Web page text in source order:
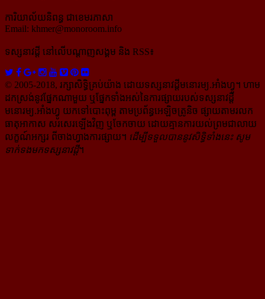
ការិយាល័យនិពន្ធ ជាខេមរភាសា
Email: khmer@monoroom.info
ទស្សនាវដ្ដី​ នៅលើបណ្ដាញសង្គម និង RSS៖
© 2005-2018, រក្សាសិទ្ធិគ្រប់យ៉ាង ដោយទស្សនាវដ្ដី​មនោរម្យ.អាំងហ្វូ។ ហាម​
ដក​ស្រង់​នូវ​ផ្នែក​ណា​មួយ​ ឬ​ផ្នែក​ទាំង​អស់​នៃ​ការ​ផ្សាយ​របស់​ទស្សនាវដ្ដី​​
មនោរម្យ.អាំងហ្វូ យក​ទៅ​​បោះពុម្ព តាម​ប្រព័ន្ធ​អេឡិច​ត្រូនិច ផ្សាយ​តាម​រលក​
ធាតុអាកាស សរសេរ​ឡើង​វិញ ឬ​ចែក​ចាយ​ ដោយ​គ្មាន​ការ​យល់ព្រមជា​លាយ​
លក្ខណ៍​អក្សរ​ ពី​ចាងហ្វាង​ការ​ផ្សាយ​។ ដើម្បី​ទទួល​បាននូវសិទ្ធិ​ទាំងនេះ សូម​
ទាក់​ទង​មក​ទស្សនាវដ្ដី។